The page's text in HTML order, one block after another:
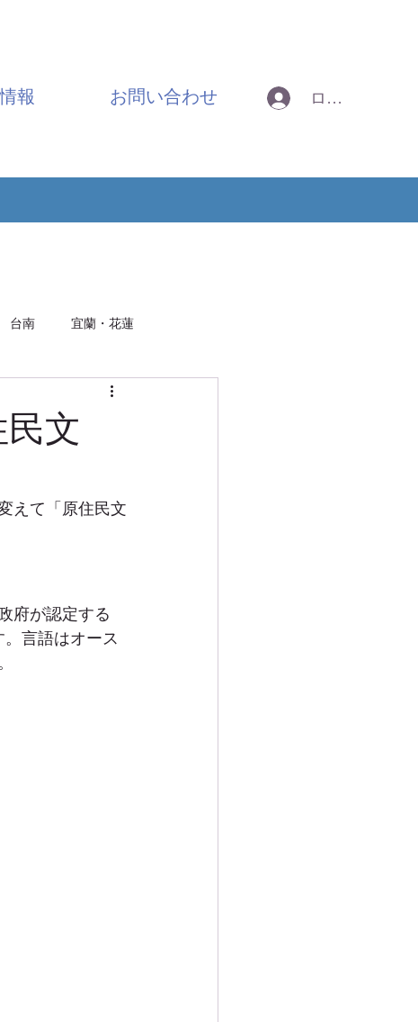
報 お問い合わせ ログイン
台南 宜蘭・花蓮
文
えて「原住民文
府が認定する
言語はオース